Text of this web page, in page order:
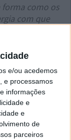
e/ou acedemos
e processamos
informações
e
e
de
parceiros
como os
com que
terminarem
do ciclo de
carbónica
de
e